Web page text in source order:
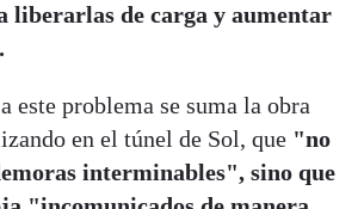
liberarlas de carga y aumentar
este problema se suma la obra
en el túnel de Sol, que "no
interminables", sino que